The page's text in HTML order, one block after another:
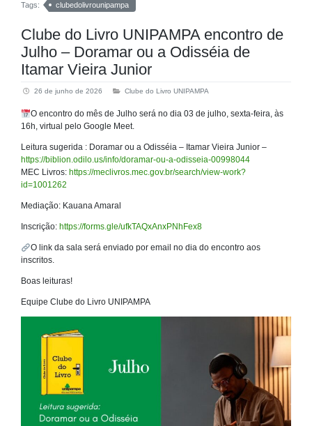
Tags: clubedolivrounipampa
Clube do Livro UNIPAMPA encontro de
Julho – Doramar ou a Odisséia de
Itamar Vieira Junior
26 de junho de 2026 Clube do Livro UNIPAMPA
O encontro do mês de Julho será no dia 03 de julho, sexta-feira, às
16h, virtual pelo Google Meet.
Leitura sugerida : Doramar ou a Odisséia – Itamar Vieira Junior –
https://biblion.odilo.us/info/doramar-ou-a-odisseia-00998044
MEC Livros: https://meclivros.mec.gov.br/search/view-work?
id=1001262
Mediação: Kauana Amaral
Inscrição: https://forms.gle/ufkTAQxAnxPNhFex8
O link da sala será enviado por email no dia do encontro aos
inscritos.
Boas leituras!
Equipe Clube do Livro UNIPAMPA